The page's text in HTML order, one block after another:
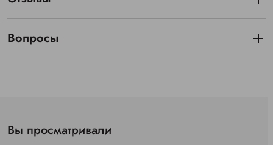
Вопросы
Вы просматривали